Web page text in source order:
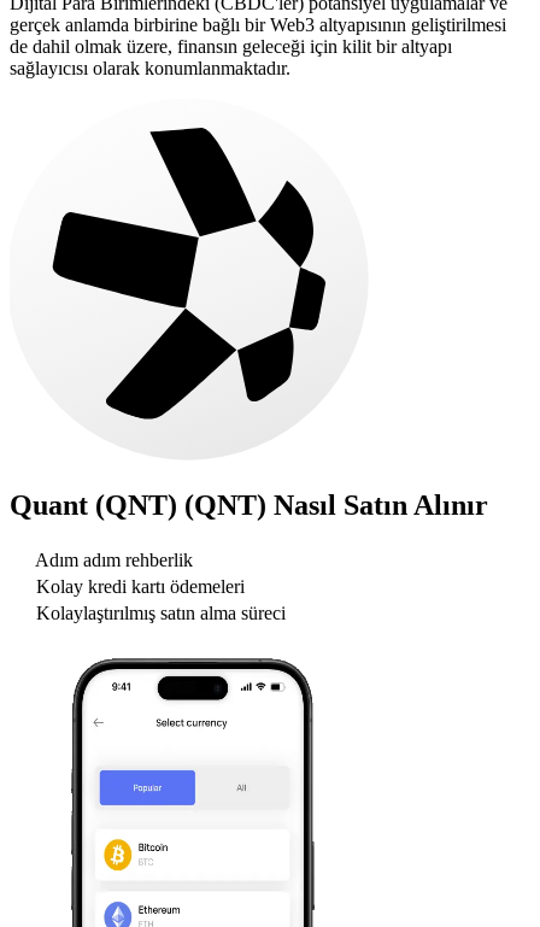
gerçek anlamda birbirine bağlı bir Web3 altyapısının geliştirilmesi
de dahil olmak üzere, finansın geleceği için kilit bir altyapı
sağlayıcısı olarak konumlanmaktadır.
Quant (QNT) (QNT) Nasıl Satın Alınır
Adım adım rehberlik
Kolay kredi kartı ödemeleri
Kolaylaştırılmış satın alma süreci